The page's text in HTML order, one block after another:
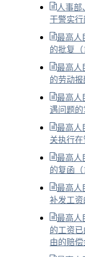
人事部
干警实行
最高人
的批复（
最高人
的劳动报
最高人
遇问题的
最高人
关执行在
最高人
的复函（
最高人
补发工资
最高人
的工资
由的赔偿